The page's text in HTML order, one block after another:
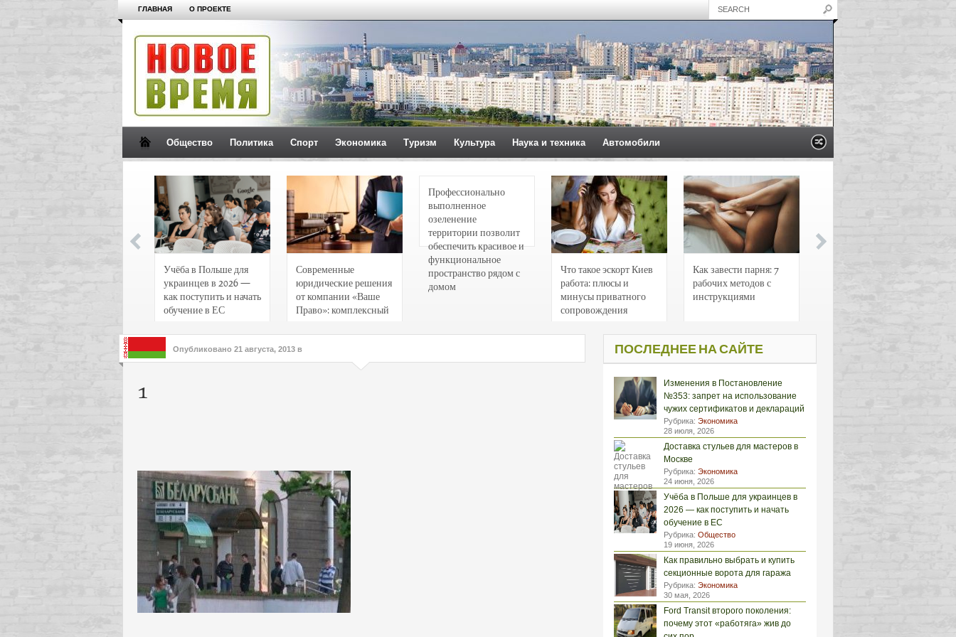
ГЛАВНАЯ О ПРОЕКТЕ
Общество Политика Спорт Экономика Туризм Культура Наука и техника Автомобили
Учёба в Польше для
украинцев в 2026 —
как поступить и начать
обучение в ЕС
Современные
юридические решения
от компании «Ваше
Право»: комплексный
интересов клиентов
Профессионально
выполненное
озеленение
территории позволит
обеспечить красивое и
функциональное
пространство рядом с
домом
Что такое эскорт Киев
работа: плюсы и
минусы приватного
сопровождения
Как завести парня: 7
рабочих методов с
инструкциями
Опубликовано 21 августа, 2013 в
1
ПОСЛЕДНЕЕ НА САЙТЕ
Изменения в Постановление
№353: запрет на использование
чужих сертификатов и деклараций
Рубрика: Экономика
28 июля, 2026
Доставка стульев для мастеров в
Москве
Рубрика: Экономика
24 июня, 2026
Учёба в Польше для украинцев в
2026 — как поступить и начать
обучение в ЕС
Рубрика: Общество
19 июня, 2026
Как правильно выбрать и купить
секционные ворота для гаража
Рубрика: Экономика
30 мая, 2026
Ford Transit второго поколения:
почему этот «работяга» жив до